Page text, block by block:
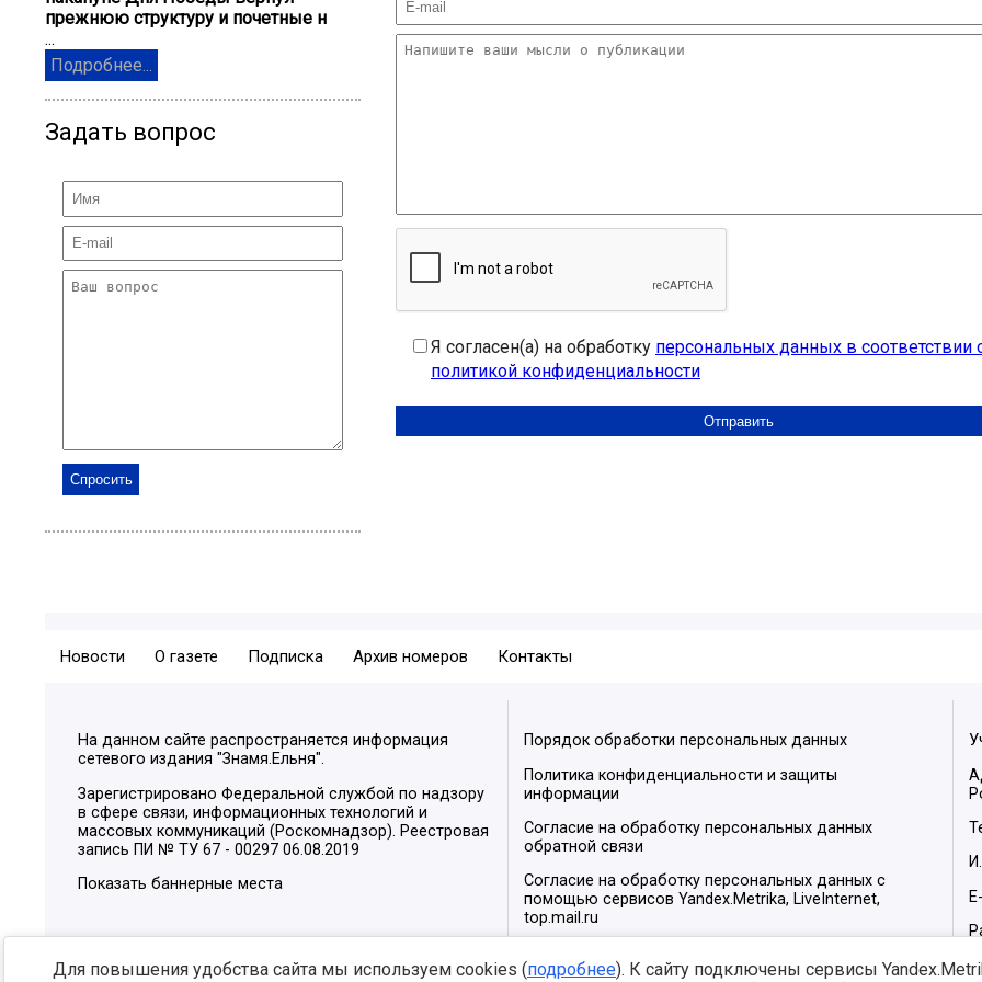
прежнюю структуру и почетные н
...
Подробнее...
Задать вопрос
Я согласен(а) на обработку персональных данных в соответствии
политикой конфиденциальности
Новости О газете Подписка Архив номеров Контакты
На данном сайте распространяется информация
сетевого издания "Знамя.Ельня".
Зарегистрировано Федеральной службой по надзору
в сфере связи, информационных технологий и
массовых коммуникаций (Роскомнадзор). Реестровая
запись ПИ № ТУ 67 - 00297 06.08.2019
Показать баннерные места
Порядок обработки персональных данных
Политика конфиденциальности и защиты
информации
Согласие на обработку персональных данных
обратной связи
Согласие на обработку персональных данных с
помощью сервисов Yandex.Metrika, LiveInternet,
top.mail.ru
Для повышения удобства сайта мы используем cookies (подробнее). К сайту подключены сервисы